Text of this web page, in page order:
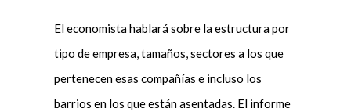
El economista hablará sobre la estructura por
tipo de empresa, tamaños, sectores a los que
pertenecen esas compañías e incluso los
barrios en los que están asentadas. El informe